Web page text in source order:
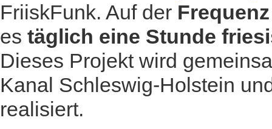
FriiskFunk. Auf der
es täglich eine Stunde
Dieses Projekt wird
Kanal Schleswig-Holstein
realisiert.